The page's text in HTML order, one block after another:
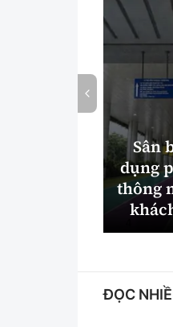
Sân
dụng
thông
ĐỌC